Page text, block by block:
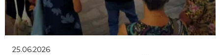
25.06.2026